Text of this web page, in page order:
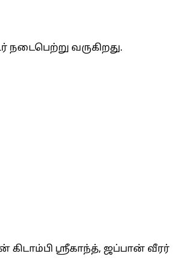
வருகிறது.
கிடாம்பி ஸ்ரீகாந்த், ஜப்பான் வீரர்